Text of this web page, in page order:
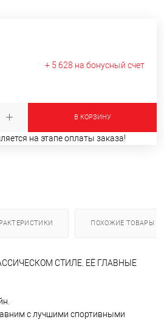
+ 5 628 на бонусный счет
В КОРЗИНУ
на этапе оплаты заказа!
ПОХОЖИЕ ТОВАРЫ
СТИЛЕ. ЕЁ ГЛАВНЫЕ
с лучшими спортивными